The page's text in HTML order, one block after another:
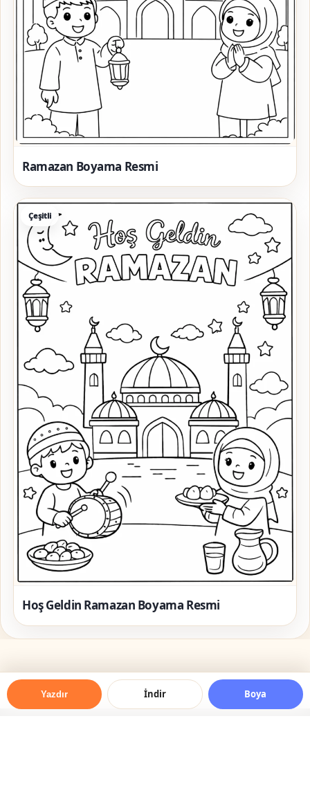
Ramazan Boyama Resmi
Çeşitli
Hoş Geldin Ramazan Boyama Resmi
Yazdır İndir Boya